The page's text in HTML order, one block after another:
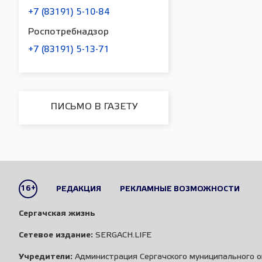
+7 (83191) 5-10-84
Роспотребнадзор
+7 (83191) 5-13-71
ПИСЬМО В ГАЗЕТУ
16+ РЕДАКЦИЯ РЕКЛАМНЫЕ ВОЗМОЖНОСТИ
Сергачская жизнь
Сетевое издание: SERGACH.LIFE
Учредители: Администрация Сергачского муниципального